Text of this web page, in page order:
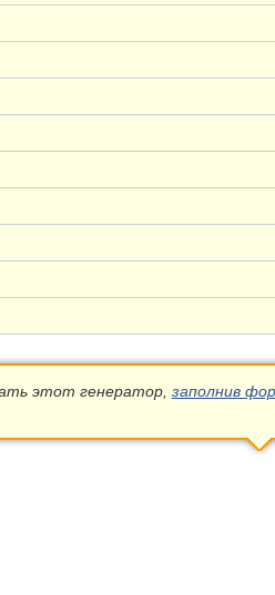
этот генератор, заполнив